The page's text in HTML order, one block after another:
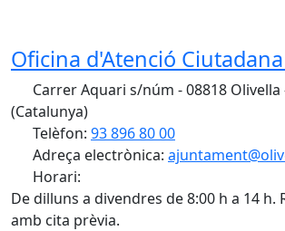
Oficina d'Atenció Ciutadana
Carrer Aquari s/núm - 08818 Olivella
(Catalunya)
Telèfon: 93 896 80 00
Adreça electrònica:
Horari:
De dilluns a divendres de 8:00 h a 14 h.
amb cita prèvia.